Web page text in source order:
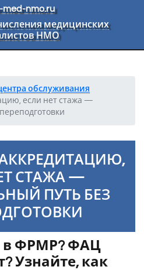
nmo.ru
медицинских
НМО
обслуживания
если нет стажа —
СТАЖА —
ПУТЬ БЕЗ
в ФРМР? ФАЦ
Узнайте, как